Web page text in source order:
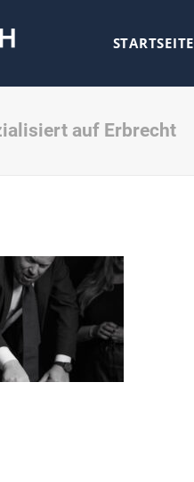
STARTSEITE
auf Erbrecht